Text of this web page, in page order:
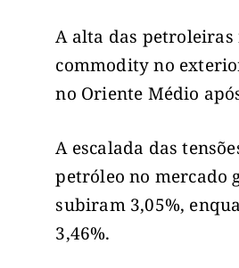
A alta das petroleiras
commodity no
no Oriente Médio
A escalada das
petróleo no mercado
subiram 3,05%,
3,46%.